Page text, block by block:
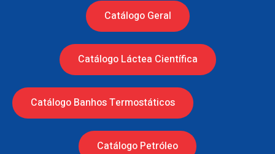
Catálogo Geral
Catálogo Láctea Científica
Catálogo Banhos Termostáticos
Catálogo Petróleo